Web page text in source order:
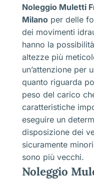
Noleggio Muletti
Milano per delle
dei movimenti
hanno la
altezze più
un’attenzione per
quanto riguarda
peso del carico
caratteristiche
eseguire un
disposizione dei
sicuramente
sono più vecchi.
Noleggio